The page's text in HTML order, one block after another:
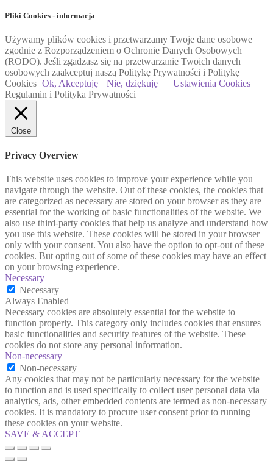
Pliki Cookies - informacja
Używamy plików cookies i przetwarzamy Twoje dane osobowe
zgodnie z Rozporządzeniem o Ochronie Danych Osobowych
(RODO). Jeśli zgadzasz się na przetwarzanie Twoich danych
osobowych zaakceptuj naszą Politykę Prywatności i Politykę
Cookies Ok, Akceptuję Nie, dziękuję
Ustawienia Cookies
Regulamin i Polityka Prywatności
Close
Privacy Overview
This website uses cookies to improve your experience while you
navigate through the website. Out of these cookies, the cookies that
are categorized as necessary are stored on your browser as they are
essential for the working of basic functionalities of the website. We
also use third-party cookies that help us analyze and understand how
you use this website. These cookies will be stored in your browser
only with your consent. You also have the option to opt-out of these
cookies. But opting out of some of these cookies may have an effect
on your browsing experience.
Necessary
Necessary
Always Enabled
Necessary cookies are absolutely essential for the website to
function properly. This category only includes cookies that ensures
basic functionalities and security features of the website. These
cookies do not store any personal information.
Non-necessary
Non-necessary
Any cookies that may not be particularly necessary for the website
to function and is used specifically to collect user personal data via
analytics, ads, other embedded contents are termed as non-necessary
cookies. It is mandatory to procure user consent prior to running
these cookies on your website.
SAVE & ACCEPT